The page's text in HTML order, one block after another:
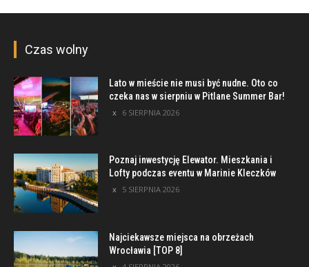
Czas wolny
Lato w mieście nie musi być nudne. Oto co
czeka nas w sierpniu w Pitlane Summer Bar!
6 SIERPNIA 2026
Poznaj inwestycję Elewator. Mieszkania i
Lofty podczas eventu w Marinie Kleczków
5 SIERPNIA 2026
Najciekawsze miejsca na obrzeżach
Wrocławia [TOP 8]